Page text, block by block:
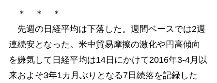
＊ ＊ ＊
先週の日経平均は下落した。週間ベースでは2週
連続安となった。米中貿易摩擦の激化や円高傾向
を嫌気して日経平均は14日にかけて2016年3-4月以
来およそ3年1カ月ぶりとなる7日続落を記録した